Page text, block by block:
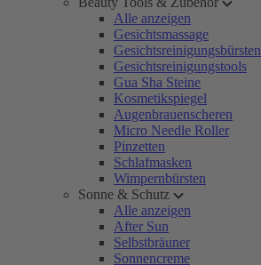
Alle anzeigen
Gesichtsmassage
Gesichtsreinigungsbürsten
Gesichtsreinigungstools
Gua Sha Steine
Kosmetikspiegel
Augenbrauenscheren
Micro Needle Roller
Pinzetten
Schlafmasken
Wimpernbürsten
Sonne & Schutz
Alle anzeigen
After Sun
Selbstbräuner
Sonnencreme